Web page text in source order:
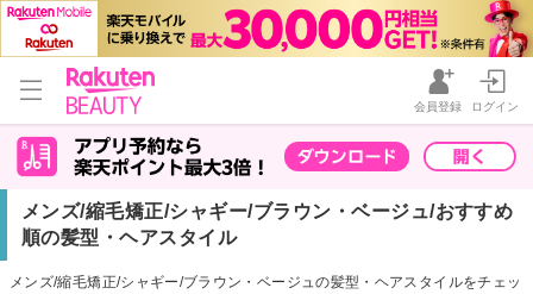
会員登録 ログイン
メンズ/縮毛矯正/シャギー/ブラウン・ベージュ/おすすめ
順の髪型・ヘアスタイル
メンズ/縮毛矯正/シャギー/ブラウン・ベージュの髪型・ヘアスタイルをチェッ